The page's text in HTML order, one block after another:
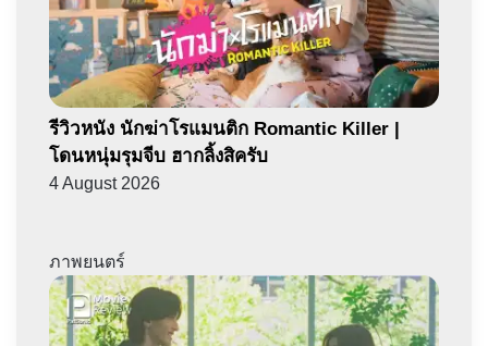
รีวิวหนัง นักฆ่าโรแมนติก Romantic Killer |
โดนหนุ่มรุมจีบ ฮากลิ้งสิครับ
4 August 2026
ภาพยนตร์